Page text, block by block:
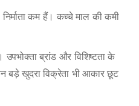
कम हैं। कच्चे माल की कमी
ब्रांड और विशिष्टता के
बड़े खुदरा विक्रेता भी आकार छूट